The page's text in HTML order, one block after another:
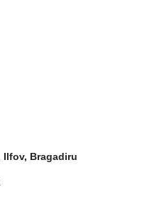
Ilfov, Bragadiru